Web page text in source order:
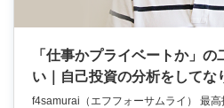
「仕事かプライベートか」
い｜自己投資の分析をしてな
f4samurai（エフフォーサムライ） 最